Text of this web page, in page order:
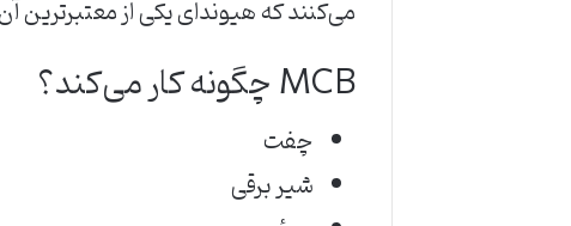
می‌کنند که هیوندای یکی از معتبرترین
MCB چگونه کار می‌کند؟
چفت
شیر برقی